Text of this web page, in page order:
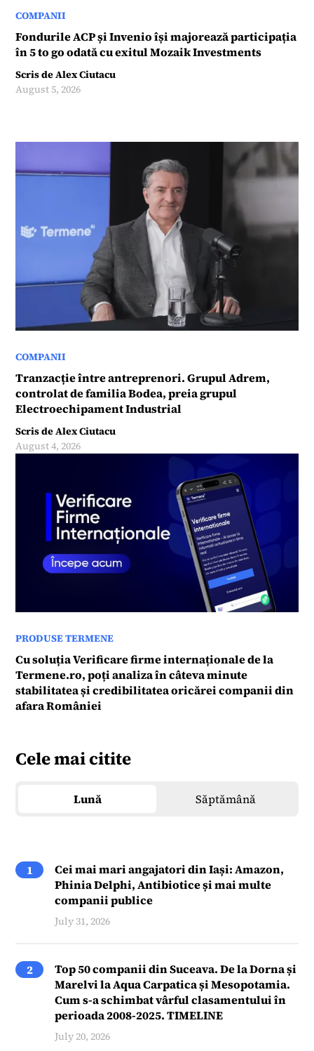
COMPANII
Fondurile ACP și Invenio își majorează participația
în 5 to go odată cu exitul Mozaik Investments
Scris deAlex Ciutacu
August 5, 2026
COMPANII
Tranzacție între antreprenori. Grupul Adrem,
controlat de familia Bodea, preia grupul
Electroechipament Industrial
Scris deAlex Ciutacu
August 4, 2026
PRODUSE TERMENE
Cu soluția Verificare firme internaționale de la
Termene.ro, poți analiza în câteva minute
stabilitatea și credibilitatea oricărei companii din
afara României
Cele mai citite
Lună Săptămână
1
Cei mai mari angajatori din Iași: Amazon,
Phinia Delphi, Antibiotice și mai multe
companii publice
July 31, 2026
2
Top 50 companii din Suceava. De la Dorna și
Marelvi la Aqua Carpatica și Mesopotamia.
Cum s-a schimbat vârful clasamentului în
perioada 2008-2025. TIMELINE
July 20, 2026